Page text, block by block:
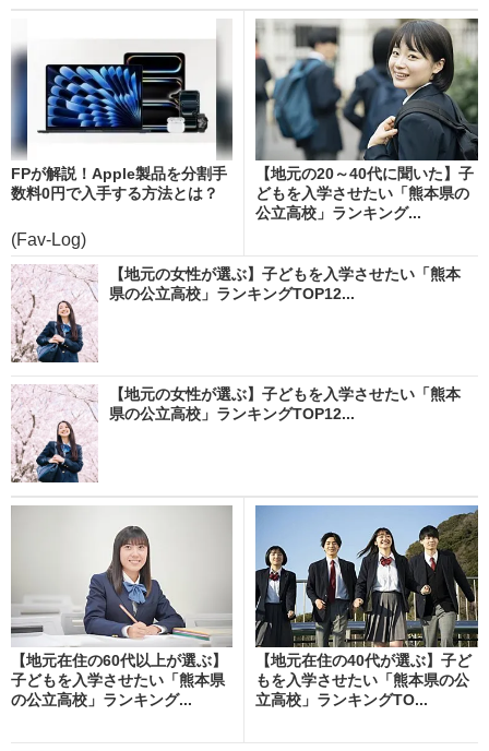
FPが解説！Apple製品を分割手
数料0円で入手する方法とは？
(Fav-Log)
【地元の20～40代に聞いた】子
どもを入学させたい「熊本県の
公立高校」ランキング...
【地元の女性が選ぶ】子どもを入学させたい「熊本
県の公立高校」ランキングTOP12...
【地元の女性が選ぶ】子どもを入学させたい「熊本
県の公立高校」ランキングTOP12...
【地元在住の60代以上が選ぶ】
子どもを入学させたい「熊本県
の公立高校」ランキング...
【地元在住の40代が選ぶ】子ど
もを入学させたい「熊本県の公
立高校」ランキングTO...